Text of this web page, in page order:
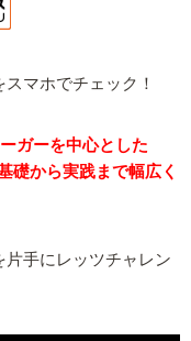
マホでチェック！
ガーを中心とした
礎から実践まで幅広く
片手にレッツチャレン